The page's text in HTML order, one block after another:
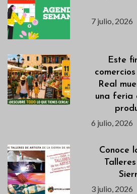
7 julio, 2026
Este
Real
una feria
6 julio, 2026
Conoce
3 julio, 2026